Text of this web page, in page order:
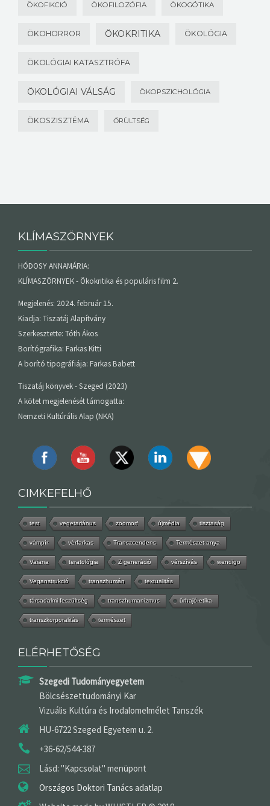
ÖKOFIKCIÓ ÖKOFILOZÓFIA ÖKOGÓTIKA
ÖKOHORROR ÖKOKRITIKA ÖKOLÓGIA
ÖKOLÓGIAI KATASZTRÓFA
ÖKOLÓGIAI VÁLSÁG ÖKOPSZICHOLÓGIA
ÖKOSZISZTÉMA ŐRÜLTSÉG
KLÍMASZÖRNYEK
HÓDOSY ANNAMÁRIA:
KLÍMASZÖRNYEK - Ökokritika és populáris film 2.
Megjelenés: 2024. február 15.
Kiadja: Tiszatáj Alapítvány
Szerkesztette: Tóth Ákos
Borítógrafika: Farkas Kitti
A borító tipográfiája: Farkas Babett
Tiszatáj könyvek - Szeged (2023)
A kötet megjelenését támogatta:
Nemzeti Kultúrális Alap (NKA)
CIMKEFELHŐ
test vegetariánus zoomorf újmédia tisztaság
vámpír vérfarkas Transzcendens Természet-anya
Vaiana teratológia Z generáció vérszívás wendigo
Veganstrukció transzhumán textualitás
társadalmi feszültség transzhumanizmus űrhajó-etika
transzkorporalitás természet
ELÉRHETŐSÉG
Szegedi Tudományegyetem
Bölcsészettudományi Kar
Vizuális Kultúra és Irodalomelmélet Tanszék
HU-6722 Szeged Egyetem u. 2.
+36-62/544-387
Lásd: "Kapcsolat" menüpont
Országos Doktori Tanács adatlap